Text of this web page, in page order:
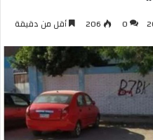
0
206 أقل من دقيقة